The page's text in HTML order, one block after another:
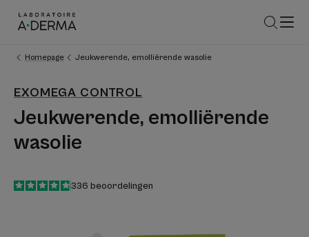
Homepage Jeukwerende, emolliërende wasolie
EXOMEGA CONTROL
Jeukwerende, emolliërende
wasolie
4.8
/5
336 beoordelingen